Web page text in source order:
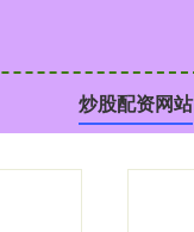
炒股配资网站